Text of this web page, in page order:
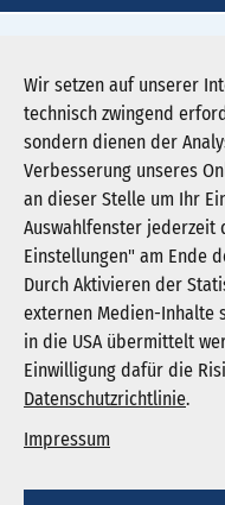
Wir setzen auf unserer
technisch zwingend
sondern dienen der
Verbesserung unseres
an dieser Stelle um Ihr
Auswahlfenster jederzeit
Einstellungen" am Ende
Durch Aktivieren der
externen Medien-Inhalte
in die USA übermittelt
Einwilligung dafür die
Datenschutzrichtlinie.
Impressum
herausforderung-
Download JPG (71 KB)
Newsletter abonnieren
KGNW -
Westfalen e. V.
Humboldtstraße 31,